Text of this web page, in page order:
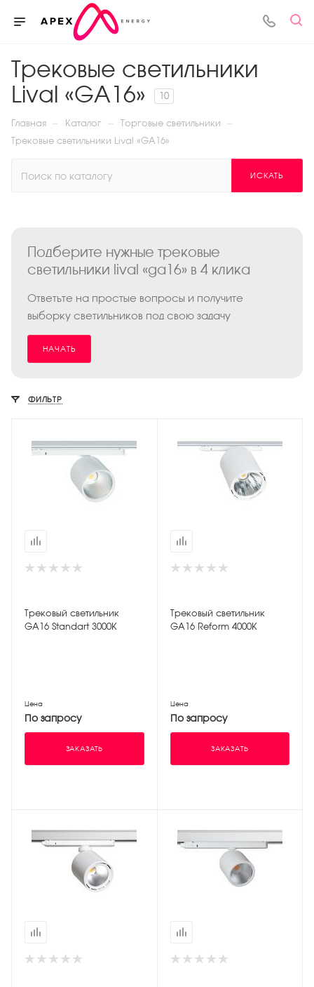
Трековые светильники
Lival «GA16»
10
Главная — Каталог — Торговые светильники —
Трековые светильники Lival «GA16»
ИСКАТЬ
Подберите нужные трековые
светильники lival «ga16» в 4 клика
Ответьте на простые вопросы и получите
выборку светильников под свою задачу
НАЧАТЬ
ФИЛЬТР
Трековый светильник
GA16 Standart 3000К
Цена
По запросу
ЗАКАЗАТЬ
Трековый светильник
GA16 Reform 4000К
Цена
По запросу
ЗАКАЗАТЬ